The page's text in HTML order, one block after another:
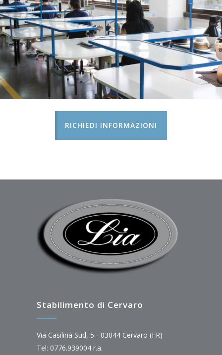
RICHIEDI INFORMAZIONI
Stabilimento di Cervaro
Via Casilina Sud, 5 - 03044 Cervaro (FR)
Tel: 0776.939004 r.a.